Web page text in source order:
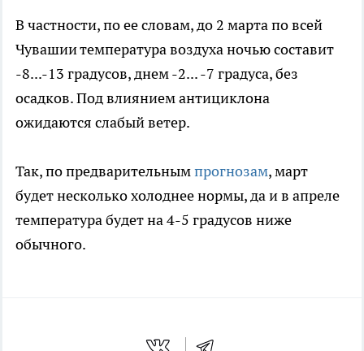
В частности, по ее словам, до 2 марта по всей
Чувашии температура воздуха ночью составит
-8...-13 градусов, днем -2... -7 градуса, без
осадков. Под влиянием антициклона
ожидаются слабый ветер.
Так, по предварительнымпрогнозам, март
будет несколько холоднее нормы, да и в апреле
температура будет на 4-5 градусов ниже
обычного.